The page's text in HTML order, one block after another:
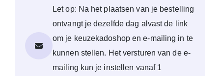
Let op: Na het plaatsen van je bestelling
ontvangt je dezelfde dag alvast de link
om je keuzekadoshop en e-mailing in te
kunnen stellen. Het versturen van de e-
mailing kun je instellen vanaf 1